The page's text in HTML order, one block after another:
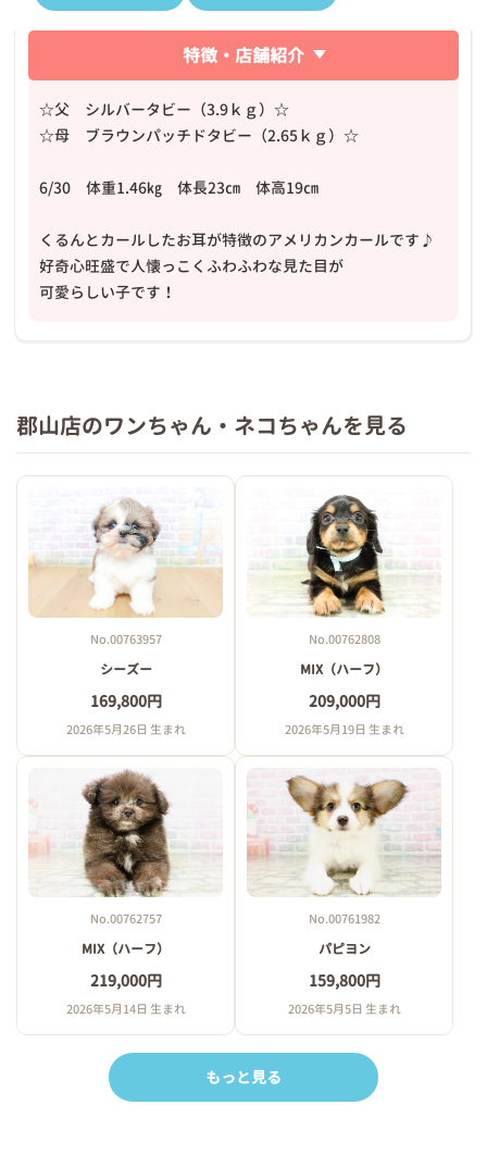
特徴・店舗紹介
☆父 シルバータビー（3.9ｋｇ）☆
☆母 ブラウンパッチドタビー（2.65ｋｇ）☆
6/30 体重1.46㎏ 体長23㎝ 体高19㎝
くるんとカールしたお耳が特徴のアメリカンカールです♪
好奇心旺盛で人懐っこくふわふわな見た目が
可愛らしい子です！
郡山店のワンちゃん・ネコちゃんを見る
No.00763957
シーズー
169,800円
2026年5月26日 生まれ
No.00762808
MIX（ハーフ）
209,000円
2026年5月19日 生まれ
No.00762757
MIX（ハーフ）
219,000円
2026年5月14日 生まれ
No.00761982
パピヨン
159,800円
2026年5月5日 生まれ
もっと見る